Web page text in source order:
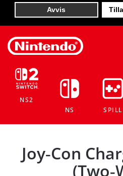
Avvis
NS2
NS
SPILL
Joy‐Con